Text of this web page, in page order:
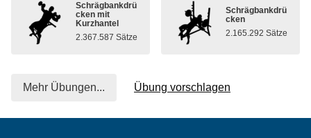
Schrägbankdrü
cken mit
Kurzhantel
2.367.587 Sätze
Schrägbankdrü
cken
2.165.292 Sätze
Mehr Übungen... Übung vorschlagen